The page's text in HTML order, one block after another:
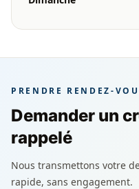
PRENDRE RENDEZ-
Demander un
rappelé
Nous transmettons votre
rapide, sans engagement.